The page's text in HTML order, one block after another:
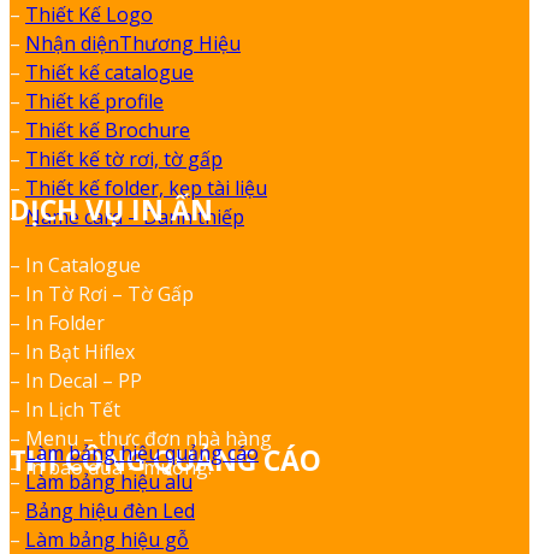
– Thiết Kế Logo
– Nhận diệnThương Hiệu
– Thiết kế catalogue
– Thiết kế profile
– Thiết kế Brochure
– Thiết kế tờ rơi, tờ gấp
– Thiết kế folder, kẹp tài liệu
–Name card – Danh thiếp
DỊCH VỤ IN ẤN
– In Catalogue
– In Tờ Rơi – Tờ Gấp
– In Folder
– In Bạt Hiflex
– In Decal – PP
– In Lịch Tết
– Menu – thực đơn nhà hàng
– In bao đũa – muỗng.
THI CÔNG QUẢNG CÁO
–Làm bảng hiệu quảng cáo
– Làm bảng hiệu alu
– Bảng hiệu đèn Led
– Làm bảng hiệu gỗ